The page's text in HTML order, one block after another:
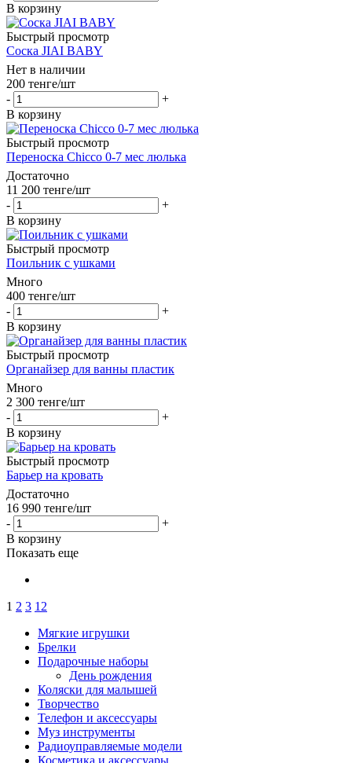
В корзину
Быстрый просмотр
Соска JIAI BABY
Нет в наличии
200 тенге/шт
-
+
В корзину
Быстрый просмотр
Переноска Chicco 0-7 мес люлька
Достаточно
11 200 тенге/шт
-
+
В корзину
Быстрый просмотр
Поильник с ушками
Много
400 тенге/шт
-
+
В корзину
Быстрый просмотр
Органайзер для ванны пластик
Много
2 300 тенге/шт
-
+
В корзину
Быстрый просмотр
Барьер на кровать
Достаточно
16 990 тенге/шт
-
+
В корзину
Показать еще
1 2 3 12
Мягкие игрушки
Брелки
Подарочные наборы
День рождения
Коляски для малышей
Творчество
Телефон и аксессуары
Муз инструменты
Радиоуправляемые модели
Косметика и аксессуары